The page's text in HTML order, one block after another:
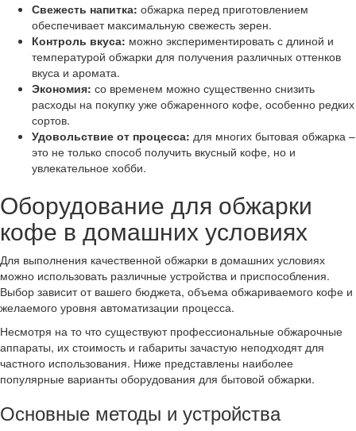
Свежесть напитка: обжарка перед приготовлением
обеспечивает максимальную свежесть зерен.
Контроль вкуса: можно экспериментировать с длиной и
температурой обжарки для получения различных оттенков
вкуса и аромата.
Экономия: со временем можно существенно снизить
расходы на покупку уже обжаренного кофе, особенно редких
сортов.
Удовольствие от процесса: для многих бытовая обжарка –
это не только способ получить вкусный кофе, но и
увлекательное хобби.
Оборудование для обжарки
кофе в домашних условиях
Для выполнения качественной обжарки в домашних условиях
можно использовать различные устройства и приспособления.
Выбор зависит от вашего бюджета, объема обжариваемого кофе и
желаемого уровня автоматизации процесса.
Несмотря на то что существуют профессиональные обжарочные
аппараты, их стоимость и габариты зачастую неподходят для
частного использования. Ниже представлены наиболее
популярные варианты оборудования для бытовой обжарки.
Основные методы и устройства